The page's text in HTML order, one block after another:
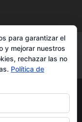
de
derechos
para garantizar el
y mejorar nuestros
rechazar las no
Política de